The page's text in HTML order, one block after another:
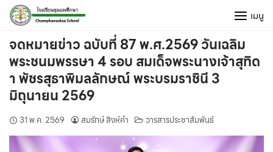
Skip
content
เมนู
จดหมายข่าว ฉบับที่ 87 พ.ศ.2569 วันเฉลิม
พระชนมพรรษา 4 รอบ สมเด็จพระนางเจ้าสุทิด
า พัชรสุธาพิมลลักษณ์ พระบรมราชินี 3
มิถุนายน 2569
31 พ.ค. 2569 สมรักษ์ สิงห์คำ วารสารประชาสัมพันธ์